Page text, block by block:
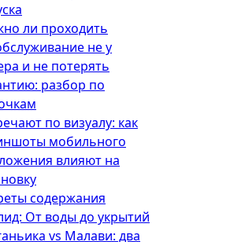
ли проходить
не у
и не потерять
разбор по
по визуалу: как
мобильного
влияют на
содержания
От воды до укрытий
vs Малави: два